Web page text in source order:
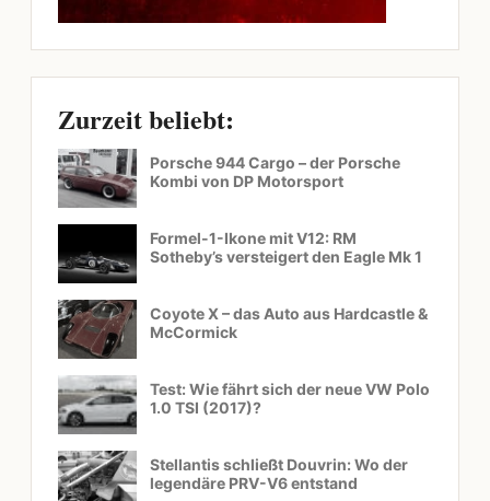
Zurzeit beliebt:
Porsche 944 Cargo – der Porsche
Kombi von DP Motorsport
Formel-1-Ikone mit V12: RM
Sotheby’s versteigert den Eagle Mk 1
Coyote X – das Auto aus Hardcastle &
McCormick
Test: Wie fährt sich der neue VW Polo
1.0 TSI (2017)?
Stellantis schließt Douvrin: Wo der
legendäre PRV-V6 entstand